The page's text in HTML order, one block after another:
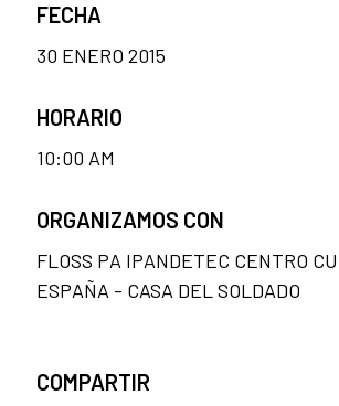
FECHA
30 ENERO 2015
HORARIO
10:00 AM
ORGANIZAMOS CON
FLOSS PA IPANDETEC CENTRO
ESPAÑA - CASA DEL SOLDADO
COMPARTIR